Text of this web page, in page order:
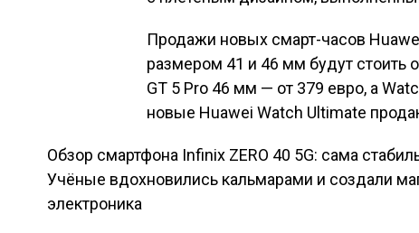
Продажи новых смарт-часов
размером 41 и 46 мм будут стоить
GT 5 Pro 46 мм — от 379 евро, а
новые Huawei Watch Ultimate
Навигация по
Обзор смартфона Infinix ZERO 40 5G: сама
Учёные вдохновились кальмарами и создали
электроника